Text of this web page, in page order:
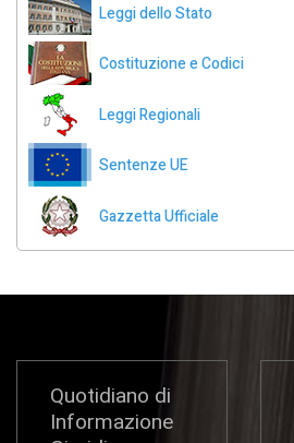
Leggi dello Stato
Costituzione e Codici
Leggi Regionali
Sentenze UE
Gazzetta Ufficiale
Quotidiano di
Informazione